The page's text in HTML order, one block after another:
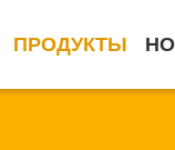
ПРОДУКТЫ